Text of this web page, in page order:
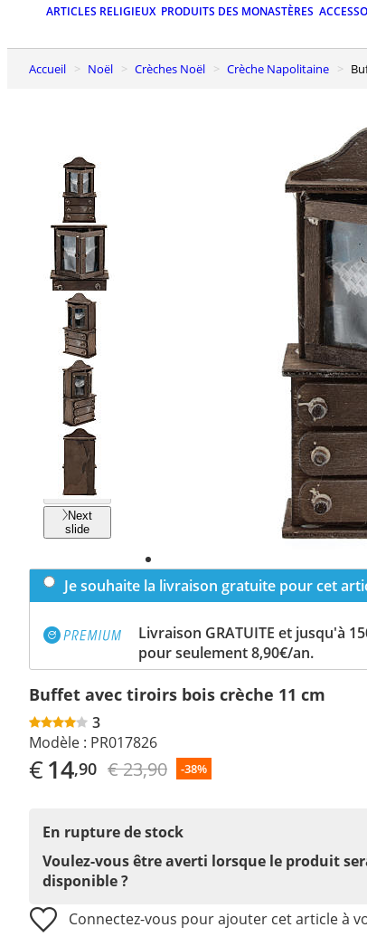
ARTICLES RELIGIEUX PRODUITS DES MONASTÈRES
Accueil Noël Crèches Noël Crèche Napolitaine
Previous
slide
Next
slide
Je souhaite la livraison gratuite pour cet
Livraison GRATUITE et jusqu'à
pour seulement 8,90€/an.
Buffet avec tiroirs bois crèche 11 cm
3
Modèle : PR017826
€14,90 € 23,90 -38%
En rupture de stock
Voulez-vous être averti lorsque le produit
disponible ?
Connectez-vous pour ajouter cet article à